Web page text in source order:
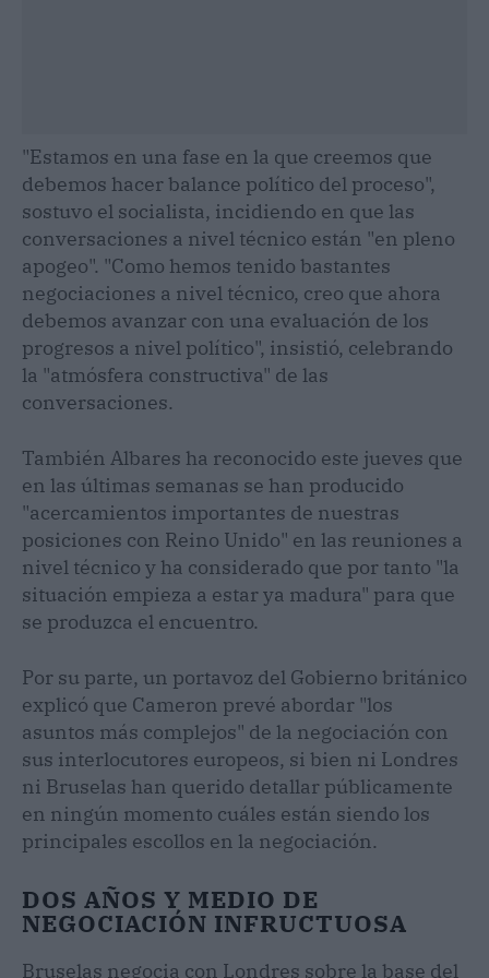
"Estamos en una fase en la que creemos que
debemos hacer balance político del proceso",
sostuvo el socialista, incidiendo en que las
conversaciones a nivel técnico están "en pleno
apogeo". "Como hemos tenido bastantes
negociaciones a nivel técnico, creo que ahora
debemos avanzar con una evaluación de los
progresos a nivel político", insistió, celebrando
la "atmósfera constructiva" de las
conversaciones.
También Albares ha reconocido este jueves que
en las últimas semanas se han producido
"acercamientos importantes de nuestras
posiciones con Reino Unido" en las reuniones a
nivel técnico y ha considerado que por tanto "la
situación empieza a estar ya madura" para que
se produzca el encuentro.
Por su parte, un portavoz del Gobierno británico
explicó que Cameron prevé abordar "los
asuntos más complejos" de la negociación con
sus interlocutores europeos, si bien ni Londres
ni Bruselas han querido detallar públicamente
en ningún momento cuáles están siendo los
principales escollos en la negociación.
DOS AÑOS Y MEDIO DE
NEGOCIACIÓN INFRUCTUOSA
Bruselas negocia con Londres sobre la base del